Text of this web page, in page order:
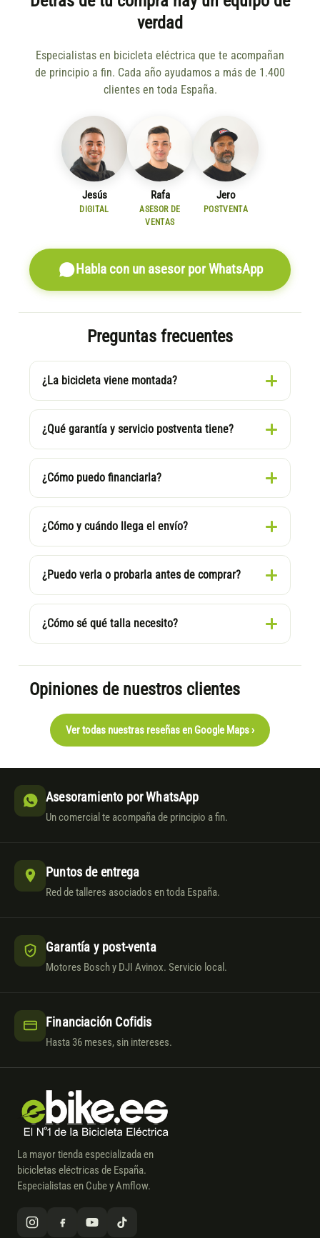
verdad
Especialistas en bicicleta eléctrica que te acompañan
de principio a fin. Cada año ayudamos a más de 1.400
clientes en toda España.
Jesús
DIGITAL
Rafa
ASESOR DE
VENTAS
Jero
POSTVENTA
Habla con un asesor por WhatsApp
Preguntas frecuentes
¿La bicicleta viene montada?
¿Qué garantía y servicio postventa tiene?
¿Cómo puedo financiarla?
¿Cómo y cuándo llega el envío?
¿Puedo verla o probarla antes de comprar?
¿Cómo sé qué talla necesito?
Opiniones de nuestros clientes
Ver todas nuestras reseñas en Google Maps ›
Asesoramiento por WhatsApp
Un comercial te acompaña de principio a fin.
Puntos de entrega
Red de talleres asociados en toda España.
Garantía y post-venta
Motores Bosch y DJI Avinox. Servicio local.
Financiación Cofidis
Hasta 36 meses, sin intereses.
La mayor tienda especializada en
bicicletas eléctricas de España.
Especialistas en Cube y Amflow.